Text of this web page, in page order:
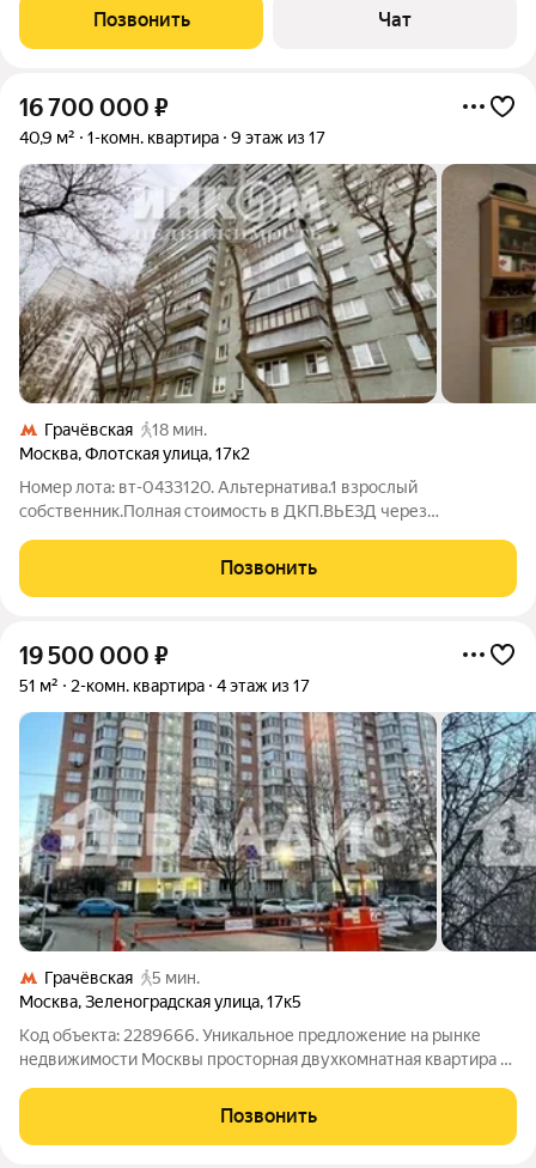
тихий, зеленый двор, где вы сможете наслаждаться пением
птиц и свежим воздухом, забыв
Позвонить Чат
16 700 000 ₽
40,9 м² 1-комн. квартира 9 этаж из 17
Грачёвская
18 мин.
Москва,Флотская улица,17к2
Номер лота: вт-0433120. Альтернатива.1 взрослый
собственник.Полная стоимость в ДКП.ВЬЕЗД через
квартиры.Встроенные шкафы на лоджии и кладовая.Развитая
инфраструктура. Удобная транспортная доступность.
Позвонить
19 500 000 ₽
51 м² 2-комн. квартира 4 этаж из 17
Грачёвская
5 мин.
Москва,Зеленоградская улица,17к5
Код объекта: 2289666. Уникальное предложение на рынке
недвижимости Москвы просторная двухкомнатная квартира в
4 этаже 17-этажного панельного дома 1999 года постройки.
Общая площадь
Позвонить